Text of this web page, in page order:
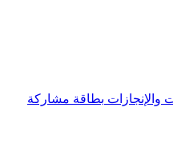
والإنجازات بطاقة مشاركة